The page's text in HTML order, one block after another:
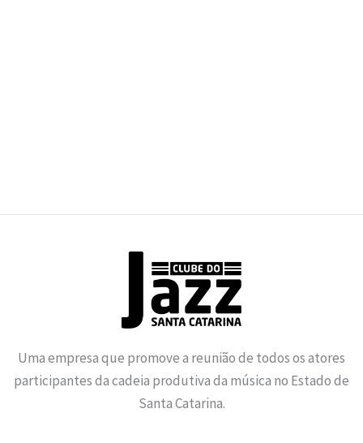
Uma empresa que promove a reunião de todos os atores
participantes da cadeia produtiva da música no Estado de
Santa Catarina.